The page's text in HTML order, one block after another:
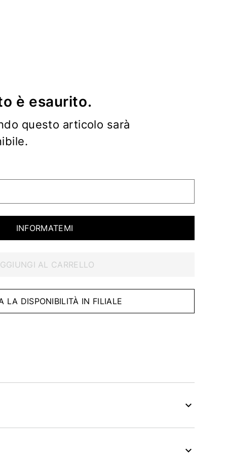
è esaurito.
questo articolo sarà
INFORMATEMI
AL CARRELLO
LA DISPONIBILITÀ IN FILIALE